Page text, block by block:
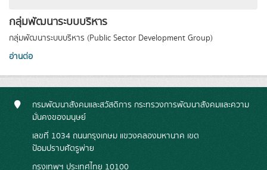
กลุ่มพัฒนาระบบบริหาร
กลุ่มพัฒนาระบบบริหาร (Public Sector Development Group)
อ่านต่อ
กรมพัฒนาสังคมและสวัสดิการ กระทรวงการพัฒนาสังคมและความ
มั่นคงของมนุษย์
เลขที่ 1034 ถนนกรุงเกษม แขวงคลองมหานาค เขต
ป้อมปราบศัตรูพ่าย
กรุงเทพฯ ประเทศไทย 10100